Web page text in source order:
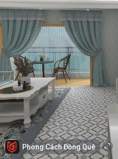
Phong Cách Đồng Quê